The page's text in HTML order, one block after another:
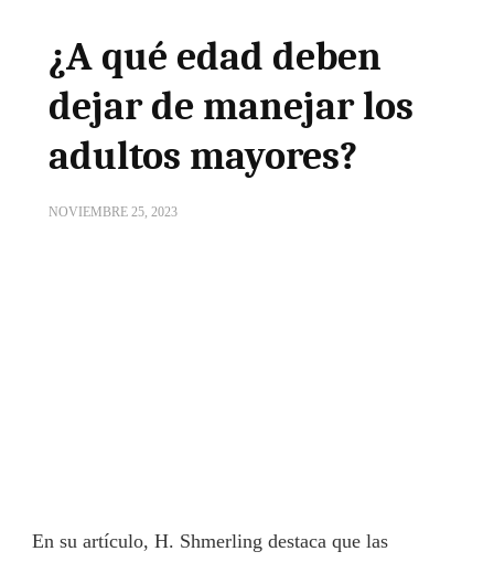
¿A qué edad deben
dejar de manejar los
adultos mayores?
NOVIEMBRE 25, 2023
En su artículo, H. Shmerling destaca que las